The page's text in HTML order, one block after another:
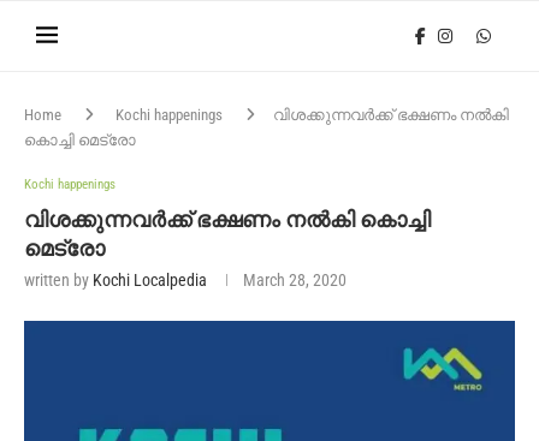
Home Kochi happenings
വിശക്കുന്നവർക്ക് ഭക്ഷണം നൽകി
കൊച്ചി മെട്രോ
Kochi happenings
വിശക്കുന്നവർക്ക് ഭക്ഷണം നൽകി കൊച്ചി
മെട്രോ
written by Kochi Localpedia March 28, 2020